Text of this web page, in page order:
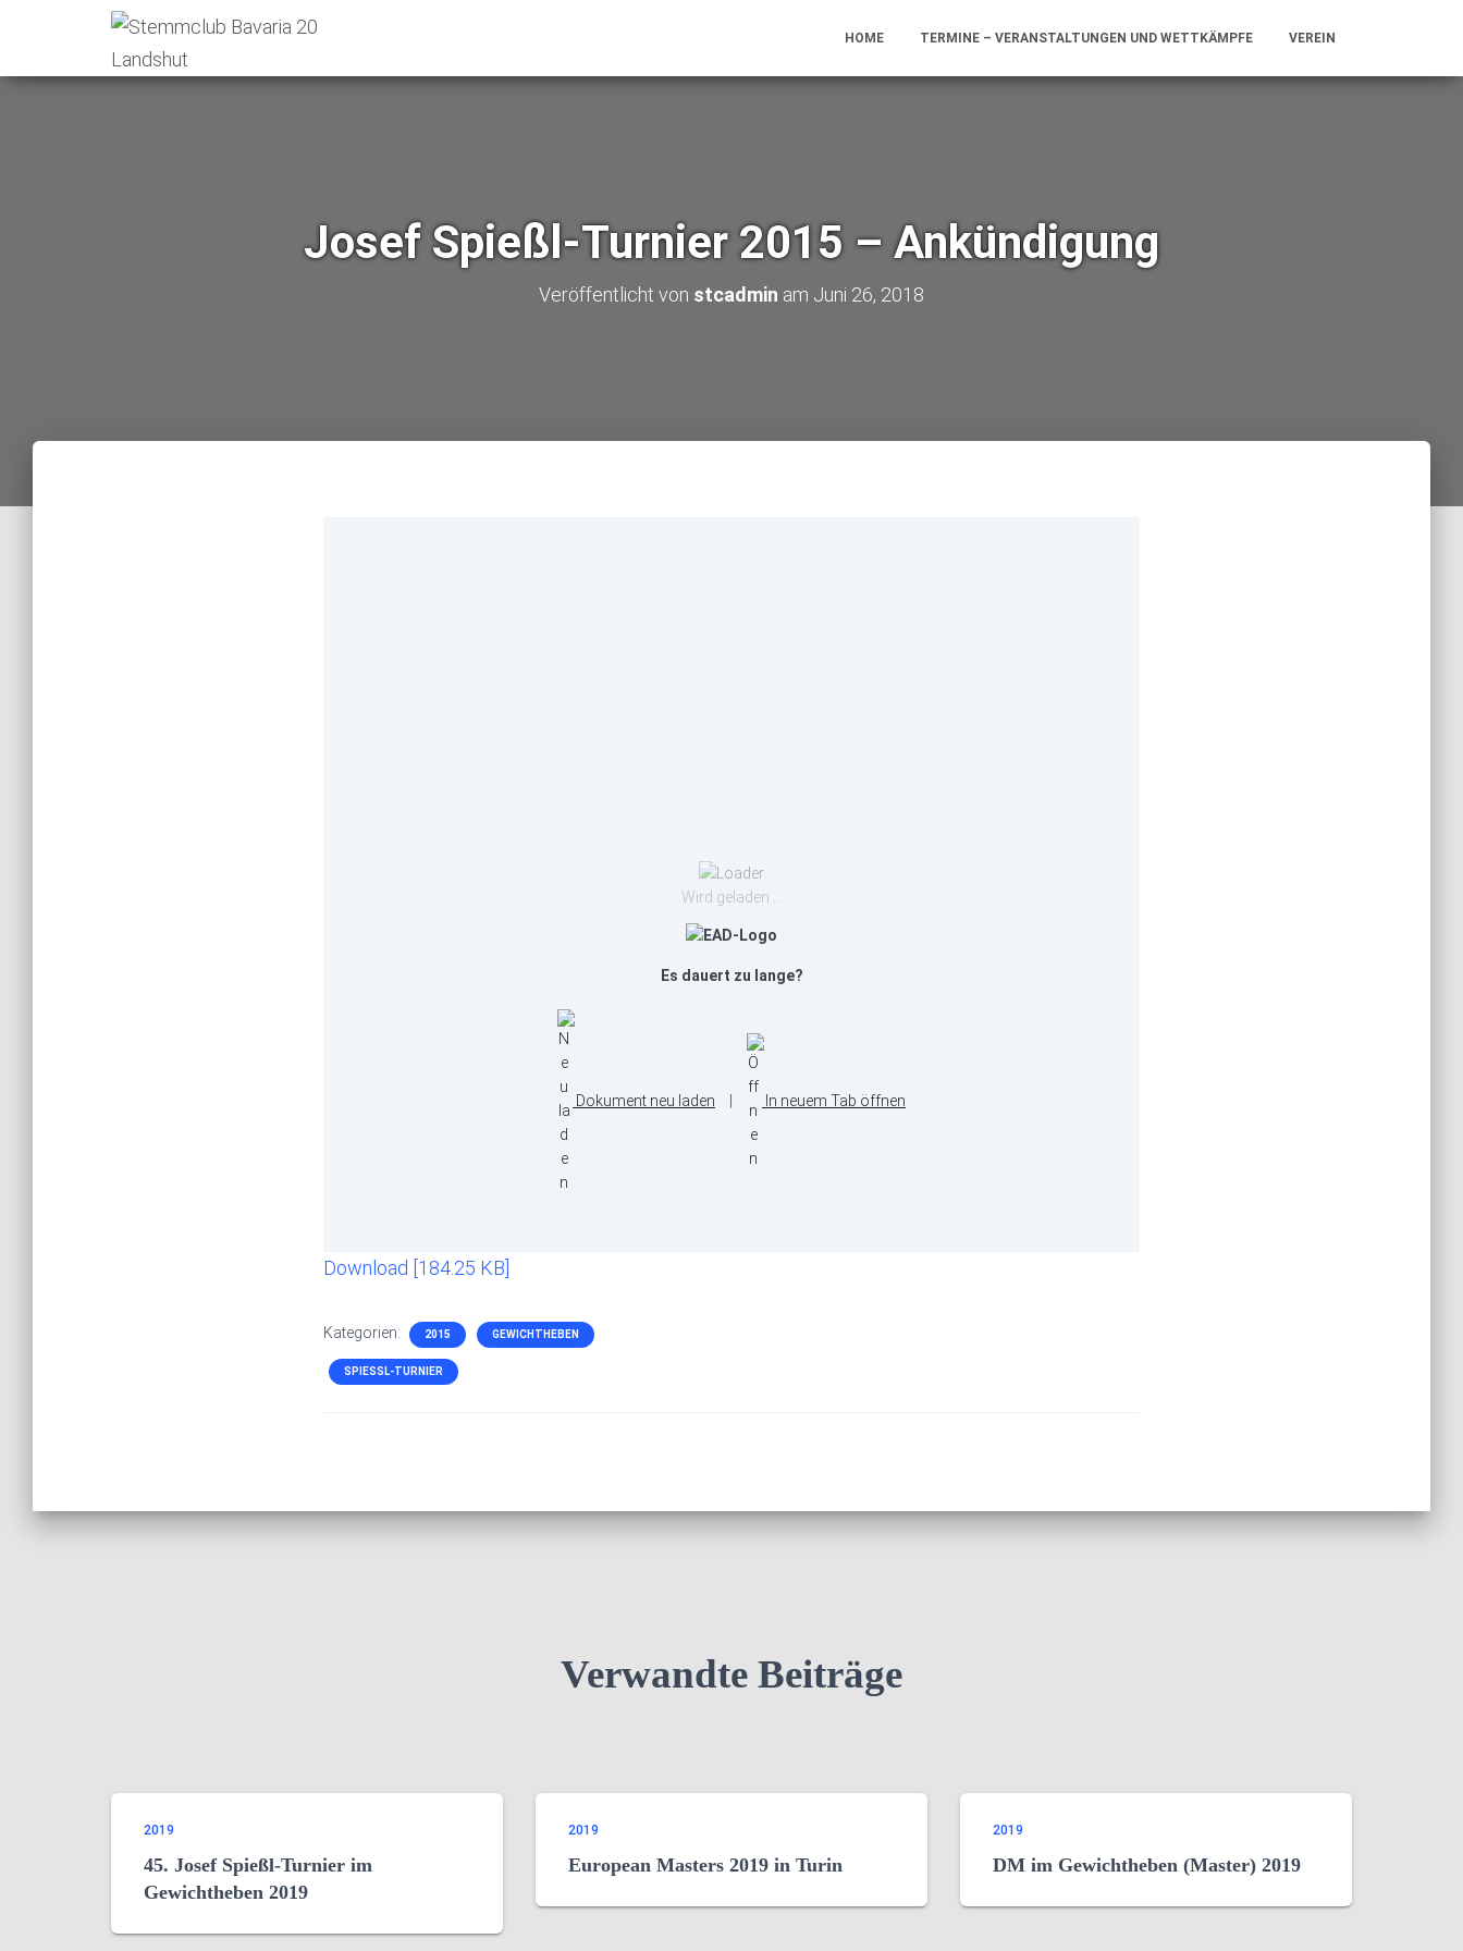
HOME TERMINE – VERANSTALTUNGEN UND WETTKÄMPFE VEREIN
Josef Spießl-Turnier 2015 – Ankündigung
Veröffentlicht von stcadmin am Juni 26, 2018
Wird geladen …
Es dauert zu lange?
Dokument neu laden In neuem Tab öffnen
Download [184.25 KB]
Kategorien: 2015 GEWICHTHEBEN
SPIESSL-TURNIER
Verwandte Beiträge
2019
45. Josef Spießl-Turnier im
Gewichtheben 2019
2019
European Masters 2019 in Turin
2019
DM im Gewichtheben (Master) 2019